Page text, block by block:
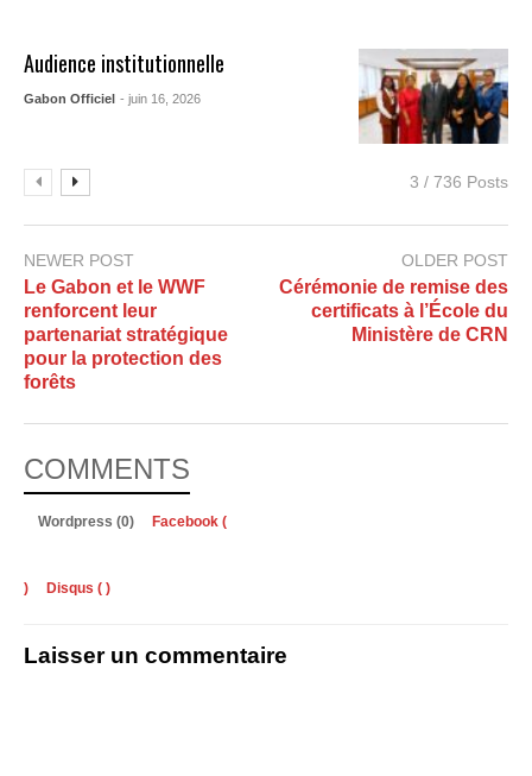
Audience institutionnelle
Gabon Officiel - juin 16, 2026
3 / 736 Posts
NEWER POST
Le Gabon et le WWF
renforcent leur
partenariat stratégique
pour la protection des
forêts
OLDER POST
Cérémonie de remise des
certificats à l’École du
Ministère de CRN
COMMENTS
Wordpress (0) Facebook (
) Disqus ( )
Laisser un commentaire